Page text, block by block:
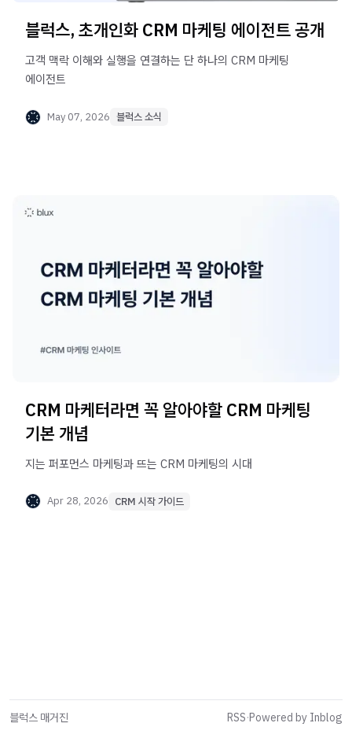
블럭스, 초개인화 CRM 마케팅 에이전트 공개
고객 맥락 이해와 실행을 연결하는 단 하나의 CRM 마케팅
에이전트
May 07, 2026 블럭스 소식
CRM 마케터라면 꼭 알아야할 CRM 마케팅
기본 개념
지는 퍼포먼스 마케팅과 뜨는 CRM 마케팅의 시대
Apr 28, 2026 CRM 시작 가이드
블럭스 매거진 RSS·Powered by Inblog